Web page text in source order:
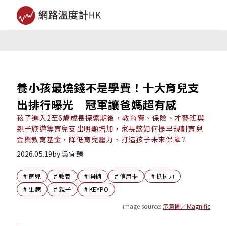
養小孩最燒錢不是學費！十大育兒支
出排行曝光 冠軍讓爸媽超有感
孩子進入2至6歲成長探索期後，教育費、保險、才藝班與
親子旅遊等育兒支出明顯增加，家長該如何提早規劃育兒
金與教育基金，降低育兒壓力、打造孩子未來保障？
2026.05.19by吳宜臻
# 育兒 #教養 #開銷 #信用卡 #抵抗力
# 生病 #親子 #KEYPO
image source: 示意圖／Magnific